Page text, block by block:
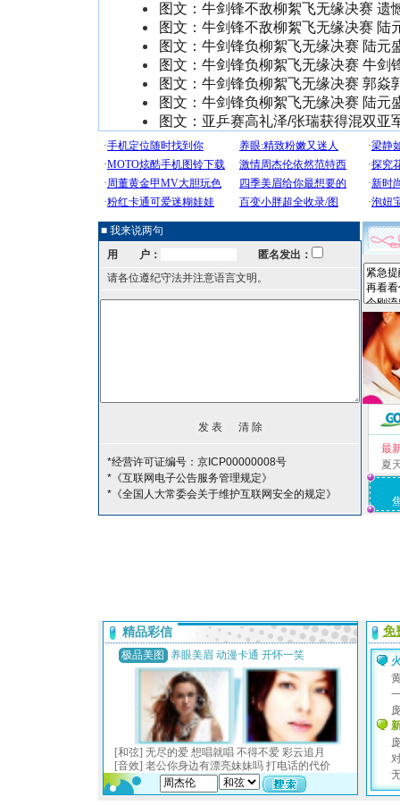
图文：牛剑锋不敌柳絮飞无缘决赛 遗
图文：牛剑锋不敌柳絮飞无缘决赛 陆
图文：牛剑锋负柳絮飞无缘决赛 陆元
图文：牛剑锋负柳絮飞无缘决赛 牛剑
图文：牛剑锋负柳絮飞无缘决赛 郭焱
图文：牛剑锋负柳絮飞无缘决赛 陆元
图文：亚乒赛高礼泽/张瑞获得混双亚
■ 我来说两句
用 户：
匿名发出：
请各位遵纪守法并注意语言文明。
*经营许可证编号：京ICP00000008号
*《互联网电子公告服务管理规定》
*《全国人大常委会关于维护互联网安全的规定》
最
夏